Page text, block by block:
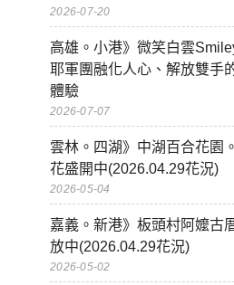
2026-07-20
高雄。小港》微笑白雲
耶軍團融化人心、解放雙手
體驗
2026-07-07
雲林。四湖》中湖百合花園
花盛開中(2026.04.29花況)
2026-05-04
嘉義。新港》板頭村阿嬤古
放中(2026.04.29花況)
2026-05-02